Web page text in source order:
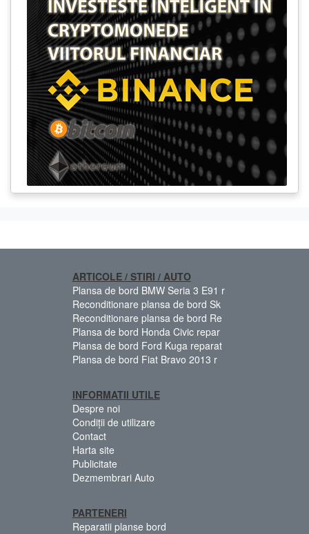
ARTICOLE / STIRI / AUTO
Plansa de bord BMW Seria 3 E91 r
Reconditionare plansa de bord Sk
Reconditionare plansa de bord Re
Plansa de bord Honda Civic repar
Plansa de bord Ford Kuga reparat
Plansa de bord Fiat Bravo 2013 r
INFORMATII UTILE
Despre noi
Condiții de utilizare
Contact
Harta site
Publicitate
Dezmembrari Auto
PARTENERI
Reparatii planse bord